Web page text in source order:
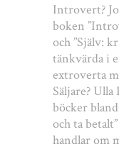
Introvert?
boken
och ”Själv:
tänkvärda i
extroverta
Säljare?
böcker
och ta
handlar om